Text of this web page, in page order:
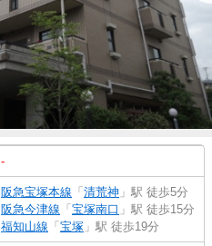
-
阪急宝塚本線 「 清荒神 」駅 徒歩5分
阪急今津線 「 宝塚南口 」駅 徒歩15分
福知山線 「 宝塚 」駅 徒歩19分